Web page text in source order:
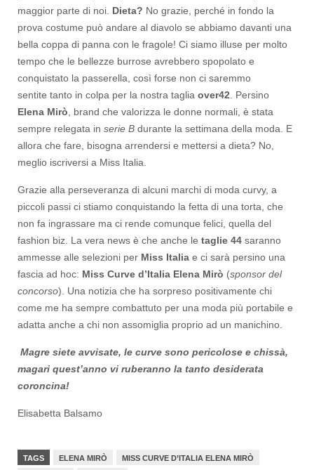
maggior parte di noi. Dieta? No grazie, perché in fondo la
prova costume può andare al diavolo se abbiamo davanti una
bella coppa di panna con le fragole! Ci siamo illuse per molto
tempo che le bellezze burrose avrebbero spopolato e
conquistato la passerella, così forse non ci saremmo
sentite tanto in colpa per la nostra taglia over42 . Persino
Elena Mirò , brand che valorizza le donne normali, è stata
sempre relegata in serie B durante la settimana della moda. E
allora che fare, bisogna arrendersi e mettersi a dieta? No,
meglio iscriversi a Miss Italia.
Grazie alla perseveranza di alcuni marchi di moda curvy, a
piccoli passi ci stiamo conquistando la fetta di una torta, che
non fa ingrassare ma ci rende comunque felici, quella del
fashion biz. La vera news è che anche le taglie 44 saranno
ammesse alle selezioni per Miss Italia e ci sarà persino una
fascia ad hoc: Miss Curve d’Italia Elena Mirò (sponsor del
concorso). Una notizia che ha sorpreso positivamente chi
come me ha sempre combattuto per una moda più portabile e
adatta anche a chi non assomiglia proprio ad un manichino.
Magre siete avvisate, le curve sono pericolose e chissà,
magari quest’anno vi ruberanno la tanto desiderata
coroncina!
Elisabetta Balsamo
TAGS ELENA MIRÒ MISS CURVE D’ITALIA ELENA MIRÒ